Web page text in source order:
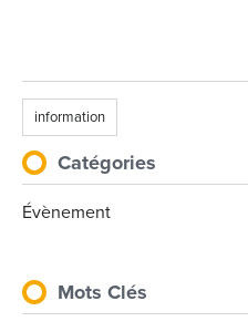
information
Catégories
Évènement
Mots Clés